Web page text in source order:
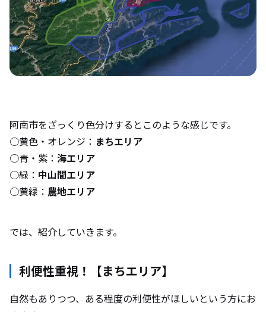
阿南市をざっくり色分けするとこのような感じです。
○黄色・オレンジ： まちエリア
○青・紫： 海エリア
○緑： 中山間エリア
○黄緑： 農地エリア
では、紹介していきます。
利便性重視！【まちエリア】
自然もありつつ、ある程度の利便性がほしいという方にお